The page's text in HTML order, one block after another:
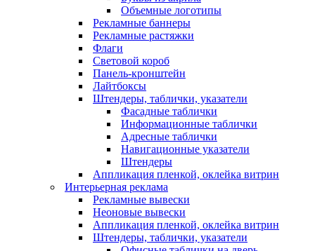
Объемные логотипы
Рекламные баннеры
Рекламные растяжки
Флаги
Световой короб
Панель-кронштейн
Лайтбоксы
Штендеры, таблички, указатели
Фасадные таблички
Информационные таблички
Адресные таблички
Навигационные указатели
Штендеры
Аппликация пленкой, оклейка витрин
Интерьерная реклама
Рекламные вывески
Неоновые вывески
Аппликация пленкой, оклейка витрин
Штендеры, таблички, указатели